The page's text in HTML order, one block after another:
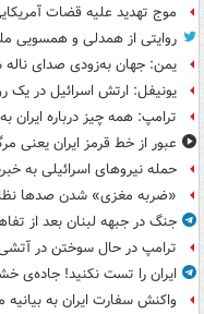
موج تهدید علیه قضات
روایتی از همدلی و همسویی
یمن: جهان به‌زودی صدای
یونیفل: ارتش اسرائیل در یک روز ۱۱۳ توپ به جنوب لبنان شلیک
ترامپ: همه چیز درباره
عبور از خط قرمز ایران یعنی
حمله نیروهای اسرائیلی به
«ضربه مغزی» شدن صدها
جنگ در جبهه لبنان بعد از
ترامپ در حال سوختن در
ایران را تست نکنید! جاده‌ی
واکنش سفارت ایران به بیانیه